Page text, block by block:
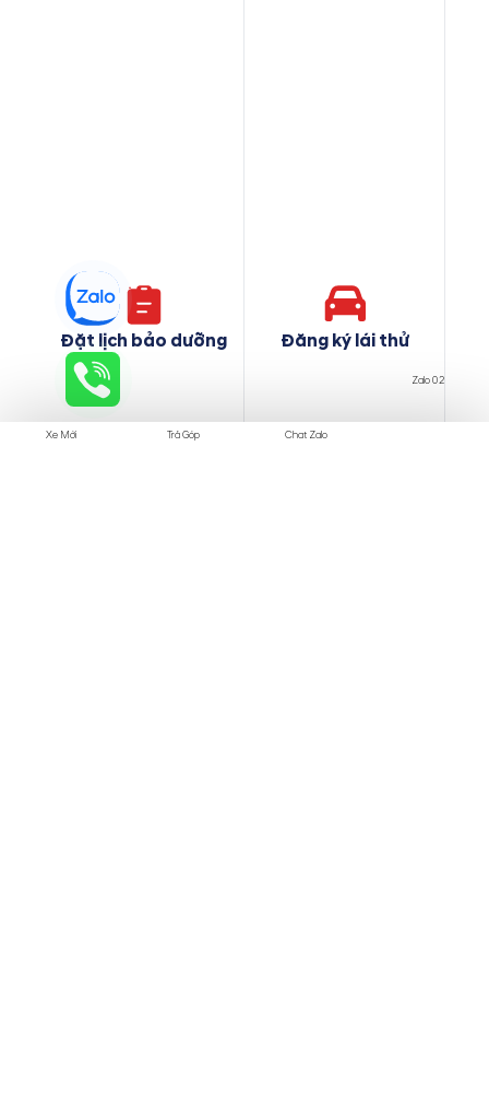
Đặt lịch bảo dưỡng Đăng ký lái thử
Xe Mới Trả Góp Chat Zalo
Zalo 02